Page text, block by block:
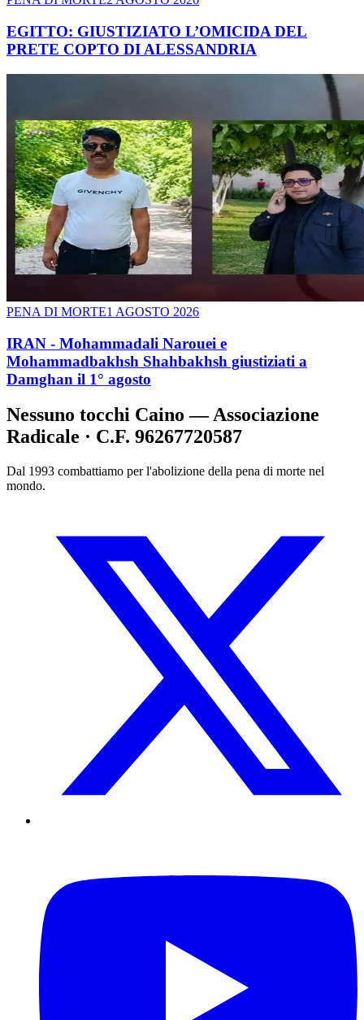
EGITTO: GIUSTIZIATO L’OMICIDA DEL
PRETE COPTO DI ALESSANDRIA
PENA DI MORTE1 AGOSTO 2026
IRAN - Mohammadali Narouei e
Mohammadbakhsh Shahbakhsh giustiziati a
Damghan il 1° agosto
Nessuno tocchi Caino — Associazione
Radicale · C.F. 96267720587
Dal 1993 combattiamo per l'abolizione della pena di morte nel
mondo.